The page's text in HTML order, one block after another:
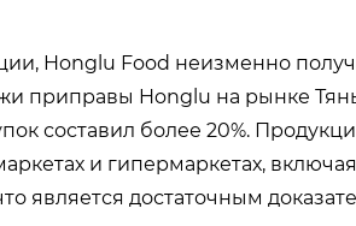
Honglu Food неизменно
приправы Honglu на рынке
составил более 20%.
и ​​гипермаркетах,
является достаточным